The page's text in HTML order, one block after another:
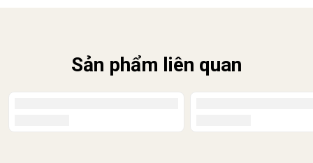
trong thời gian ngắn. Nếu chưa sử dụng ngay,
Sản phẩm liên quan